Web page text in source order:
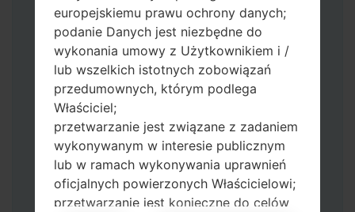
przycisk zwiększania głośności.
Następnie podłącz urządzenie do
komputera, Odin powinien wykryć
telefon, a na ekranie pojawi się numer
portu COM.
Podaj tylko czas przywracania ustawień
fabrycznych i automatycznego
ponownego uruchamiania.
Na koniec naciśnij klawisz Start. Twój
telefon uruchomi się ponownie i odłączy
się od komputera.
europejskiemu prawu ochrony danych;
podanie Danych jest niezbędne do
wykonania umowy z Użytkownikiem i /
lub wszelkich istotnych zobowiązań
przedumownych, którym podlega
Właściciel;
przetwarzanie jest związane z zadaniem
wykonywanym w interesie publicznym
lub w ramach wykonywania uprawnień
oficjalnych powierzonych Właścicielowi;
przetwarzanie jest konieczne do celów